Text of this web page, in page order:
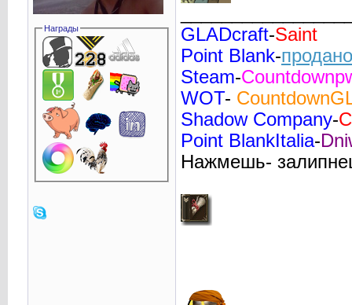
Награды
GLADcraft-Saint
Point Blank-
Steam-
WOT-
Shadow Company-
Point BlankItalia-
Нажмешь-